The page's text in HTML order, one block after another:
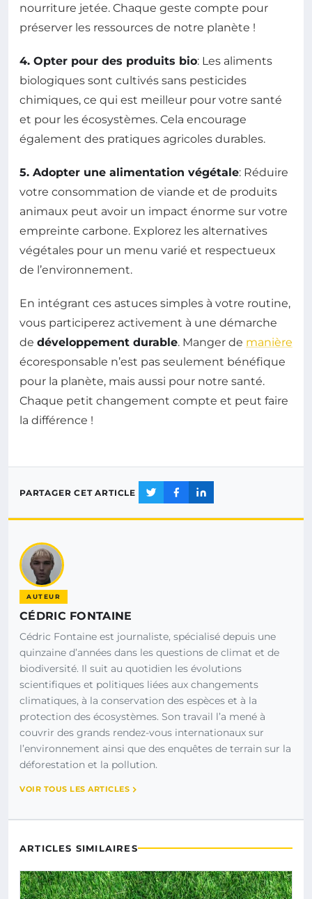
nourriture jetée. Chaque geste compte pour
préserver les ressources de notre planète !
4. Opter pour des produits bio: Les aliments
biologiques sont cultivés sans pesticides
chimiques, ce qui est meilleur pour votre santé
et pour les écosystèmes. Cela encourage
également des pratiques agricoles durables.
5. Adopter une alimentation végétale: Réduire
votre consommation de viande et de produits
animaux peut avoir un impact énorme sur votre
empreinte carbone. Explorez les alternatives
végétales pour un menu varié et respectueux
de l’environnement.
En intégrant ces astuces simples à votre routine,
vous participerez activement à une démarche
de développement durable. Manger de manière
écoresponsable n’est pas seulement bénéfique
pour la planète, mais aussi pour notre santé.
Chaque petit changement compte et peut faire
la différence !
PARTAGER CET ARTICLE
AUTEUR
CÉDRIC FONTAINE
Cédric Fontaine est journaliste, spécialisé depuis une
quinzaine d’années dans les questions de climat et de
biodiversité. Il suit au quotidien les évolutions
scientifiques et politiques liées aux changements
climatiques, à la conservation des espèces et à la
protection des écosystèmes. Son travail l’a mené à
couvrir des grands rendez-vous internationaux sur
l’environnement ainsi que des enquêtes de terrain sur la
déforestation et la pollution.
VOIR TOUS LES ARTICLES
ARTICLES SIMILAIRES